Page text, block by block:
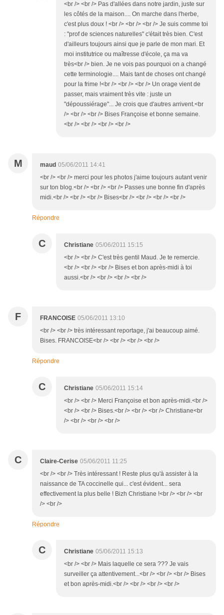
<br /> <br /> Pas d'allées dans notre jardin, juste sur
les côtés de la maison.... On marche dans l'herbe,
c'est plus doux ! <br /> <br /> <br /> Je suis comme toi
: "prof de sciences naturelles" c'était très bien. C'est
d'ailleurs toujours ainsi que je parle de mon mari. Et
moi institutrice ou maîtresse d'école, ça ma va
très<br /> bien. Je ne vois pas pourquoi on a changé
cette terminologie.... Mais tant de choses ont changé
pour la frime !<br /> <br /> <br /> Un orage vient de
passer, mais vraiment très vite : juste un
"dépoussiérage"... Je crois que d'autres arrivent.<br
/> <br /> <br /> Bises Françoise et bonne semaine.
<br /> <br /> <br /> <br />
M maud 05/06/2011 14:41
<br /> <br /> merci pour les photos j'aime toujours autant venir
sur ton blog.<br /> <br /> <br /> Passes une bonne fin d'après
midi.<br /> <br /> <br /> Bises<br /> <br /> <br /> <br />
Répondre
C Christiane 05/06/2011 15:15
<br /> <br /> C'est très gentil Maud. Je te remercie.
<br /> <br /> <br /> Bises et bon après-midi à toi
aussi.<br /> <br /> <br /> <br />
F FRANCOISE 05/06/2011 13:10
<br /> <br /> très intéressant reportage, j'ai beaucoup aimé.
Bises. FRANCOISE<br /> <br /> <br /> <br />
Répondre
C Christiane 05/06/2011 15:14
<br /> <br /> Merci Françoise et bon après-midi.<br />
<br /> <br /> Bises.<br /> <br /> <br /> Christiane<br
/> <br /> <br /> <br />
C Claire-Cerise 05/06/2011 11:25
<br /> <br /> Très intéressant ! Reste plus qu'à assister à la
naissance de TA coccinelle qui... c'est évident... sera
effectivement la plus belle ! Bizh Christiane !<br /> <br /> <br
/> <br />
Répondre
C Christiane 05/06/2011 15:13
<br /> <br /> Mais laquelle ce sera ??? Je vais
surveiller ça attentivement...<br /> <br /> <br /> Bises
et bon après-midi.<br /> <br /> <br /> <br />